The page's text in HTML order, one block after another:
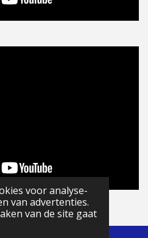
voor analyse-
van advertenties.
van de site gaat